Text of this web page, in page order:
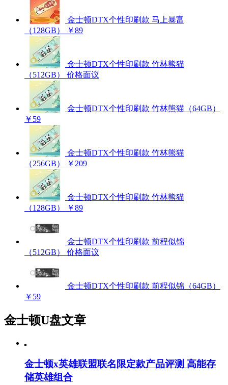
金士顿DTX个性印刷款 马上暴富
（128GB）
￥89
金士顿DTX个性印刷款 竹林熊猫
（512GB）
价格面议
金士顿DTX个性印刷款 竹林熊猫（64GB）
￥59
金士顿DTX个性印刷款 竹林熊猫
（256GB）
￥209
金士顿DTX个性印刷款 竹林熊猫
（128GB）
￥89
金士顿DTX个性印刷款 前程似锦
（512GB）
价格面议
金士顿DTX个性印刷款 前程似锦（64GB）
￥59
金士顿U盘文章
金士顿x英雄联盟联名限定款产品评测 高能存
储英雄组合